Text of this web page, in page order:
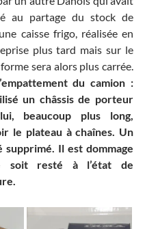
au partage du stock de
caisse frigo, réalisée en
plus tard mais sur le
sera alors plus carrée.
du camion :
un châssis de porteur
beaucoup plus long,
le plateau à chaînes. Un
supprimé. Il est dommage
soit resté à l’état de